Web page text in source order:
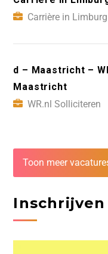
Carrière in Limburg
d – Maastricht –
Maastricht
WR.nl Solliciteren
Toon meer